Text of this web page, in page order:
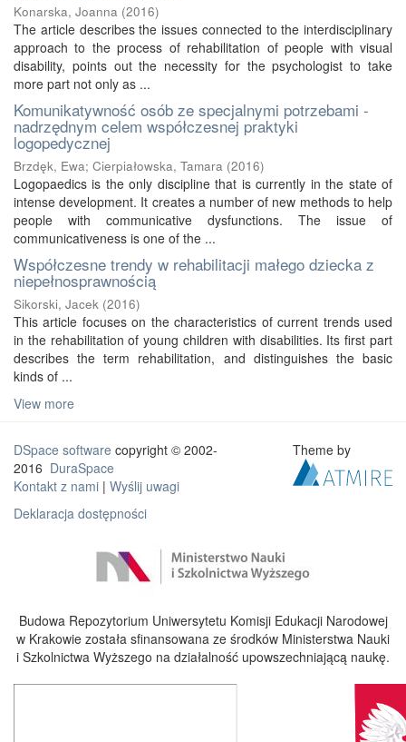
Konarska, Joanna (2016)
The article describes the issues connected to the interdisciplinary
approach to the process of rehabilitation of people with visual
disability, points out the necessity for the psychologist to take
more part not only as ...
Komunikatywność osób ze specjalnymi potrzebami -
nadrzędnym celem współczesnej praktyki
logopedycznej
Brzdęk, Ewa; Cierpiałowska, Tamara (2016)
Logopaedics is the only discipline that is currently in the state of
intense development. It creates a number of new methods to help
people with communicative dysfunctions. The issue of
communicativeness is one of the ...
Współczesne trendy w rehabilitacji małego dziecka z
niepełnosprawnością
Sikorski, Jacek (2016)
This article focuses on the characteristics of current trends used
in the rehabilitation of young children with disabilities. Its first part
describes the term rehabilitation, and distinguishes the basic
kinds of ...
View more
DSpace software copyright © 2002-
2016 DuraSpace
Kontakt z nami | Wyślij uwagi
Deklaracja dostępności
Theme by
Budowa Repozytorium Uniwersytetu Komisji Edukacji Narodowej
w Krakowie została sfinansowana ze środków Ministerstwa Nauki
i Szkolnictwa Wyższego na działalność upowszechniającą naukę.